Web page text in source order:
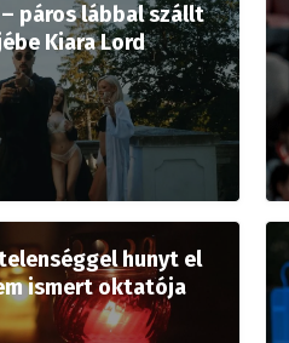
páros lábbal szállt
Kiara Lord
hunyt el
ismert oktatója